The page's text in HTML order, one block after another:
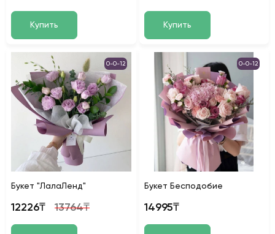
Купить Купить
0-0-12
Букет "ЛалаЛенд"
12226₸ 13764₸
0-0-12
Букет Бесподобие
14995₸